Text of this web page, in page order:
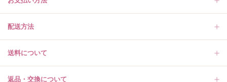
配送方法
送料について
返品・交換について